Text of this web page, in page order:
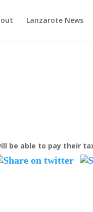
Lanzarote News
be able to pay their